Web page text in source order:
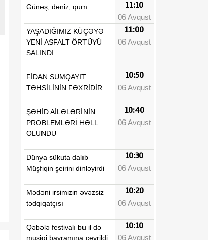
Günəş, dəniz, qum... 11:10
06 Avqust
YAŞADIĞIMIZ KÜÇƏYƏ
YENİ ASFALT ÖRTÜYÜ
SALINDI
11:00
06 Avqust
FİDAN SUMQAYIT
TƏHSİLİNİN FƏXRİDİR
10:50
06 Avqust
ŞƏHİD AİLƏLƏRİNİN
PROBLEMLƏRİ HƏLL
OLUNDU
10:40
06 Avqust
Dünya sükuta dalıb
Müşfiqin şeirini dinləyirdi
10:30
06 Avqust
Mədəni irsimizin əvəzsiz
tədqiqatçısı
10:20
06 Avqust
Qəbələ festivalı bu il də
musiqi bayramına çevrildi
10:10
06 Avqust